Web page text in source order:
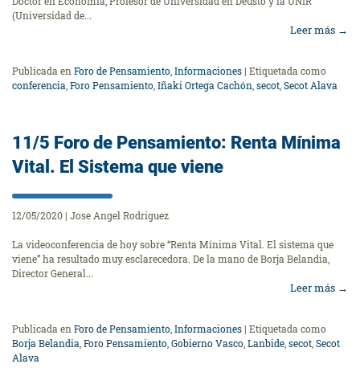
(Universidad de...
Leer más →
Publicada en Foro de Pensamiento Informaciones | Etiquetada como
conferencia Foro Pensamiento Iñaki Ortega Cachón secot Secot Alava
11/5 Foro de Pensamiento: Renta Mínima
Vital. El Sistema que viene
12/05/2020 | Jose Angel Rodriguez
La videoconferencia de hoy sobre “Renta Mínima Vital. El sistema que
viene” ha resultado muy esclarecedora. De la mano de Borja Belandia,
Director General...
Leer más →
Publicada en Foro de Pensamiento Informaciones | Etiquetada como
Borja Belandia Foro Pensamiento Gobierno Vasco Lanbide secot Secot
Alava